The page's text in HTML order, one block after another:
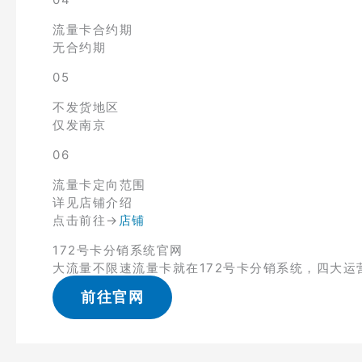
流量卡合约期
无合约期
05
不发货地区
仅发南京
06
流量卡定向范围
详见店铺介绍
点击前往→ 店铺
172号卡分销系统官网
大流量不限速流量卡就在172号卡分销系统，四大运
前往官网